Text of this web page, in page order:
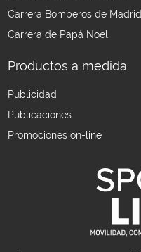
Carrera Bomberos de Madrid
Carrera de Papá Noel
Productos a medida
Publicidad
Publicaciones
Promociones on-line